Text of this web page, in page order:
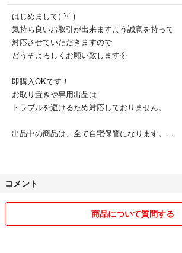
はじめまして( ˊᵕˋ )
気持ち良いお取引が出来ますよう誠意を持って
対応させていただきますので
どうぞよろしくお願い致します𖧷
即購入OKです！
お取り置きや専用出品は
トラブルを避けるため対応しておりません。
出品中の商品は、全て自宅保管になります。
購入をお願い致します！
コメント
商品について質問する